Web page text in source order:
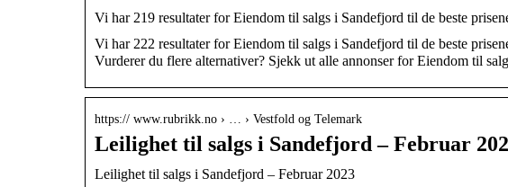
Vi har 219 resultater for Eiendom til salgs i Sandefjord til de beste
Vi har 222 resultater for Eiendom til salgs i Sandefjord til de beste
Vurderer du flere alternativer? Sjekk ut alle annonser for Eiendom til
https:// www.rubrikk.no › … › Vestfold og Telemark
Leilighet til salgs i Sandefjord – Februar
Leilighet til salgs i Sandefjord – Februar 2023